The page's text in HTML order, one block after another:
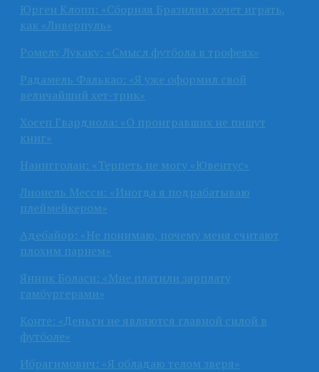
Юрген Клопп: «Сборная Бразилии хочет играть,
как «Ливерпуль»
Ромелу Лукаку: «Смысл футбола в трофеях»
Радамель Фалькао: «Я уже оформил свой
величайший хет-трик»
Хосеп Гвардиола: «О проигравших не пишут
книг»
Наингголан: «Терпеть не могу «Ювентус»
Лионель Месси: «Иногда я подрабатываю
плеймейкером»
Адебайор: «Не понимаю, почему меня считают
плохим парнем»
Янник Боласи: «Мне платили зарплату
гамбургерами»
Конте: «Деньги не являются главной силой в
футболе»
Ибрагимович: «Я обладаю телом зверя»